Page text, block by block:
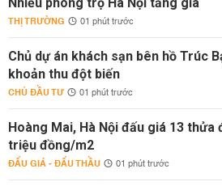
THỊ TRƯỜNG 01 phút trước
Chủ dự án khách sạn bên hồ Trúc
khoản thu đột biến
CHỦ ĐẦU TƯ 01 phút trước
Hoàng Mai, Hà Nội đấu giá 13
triệu đồng/m2
ĐẤU GIÁ - ĐẤU THẦU 01 phút trước